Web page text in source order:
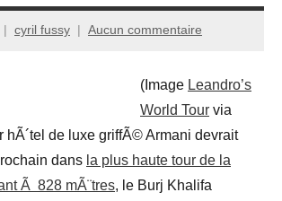
cyril fussy Aucun commentaire
(Image Leandro’s
World Tour via
hÃ´tel de luxe griffÃ© Armani devrait
dans la plus haute tour de la
Ã 828 mÃ¨tres, le Burj Khalifa